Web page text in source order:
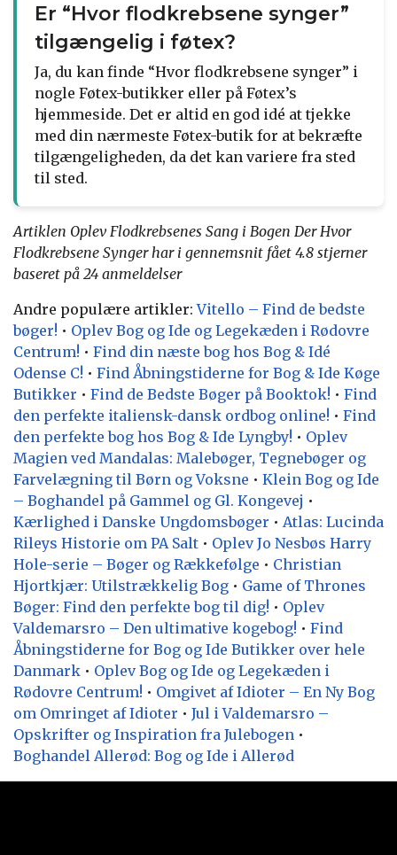
Er “Hvor flodkrebsene synger”
tilgængelig i føtex?
Ja, du kan finde “Hvor flodkrebsene synger” i
nogle Føtex-butikker eller på Føtex’s
hjemmeside. Det er altid en god idé at tjekke
med din nærmeste Føtex-butik for at bekræfte
tilgængeligheden, da det kan variere fra sted
til sted.
Artiklen Oplev Flodkrebsenes Sang i Bogen Der Hvor
Flodkrebsene Synger har i gennemsnit fået 4.8 stjerner
baseret på 24 anmeldelser
Andre populære artikler:Vitello – Find de bedste
bøger! • Oplev Bog og Ide og Legekæden i Rødovre
Centrum! • Find din næste bog hos Bog & Idé
Odense C! • Find Åbningstiderne for Bog & Ide Køge
Butikker • Find de Bedste Bøger på Booktok! • Find
den perfekte italiensk-dansk ordbog online! • Find
den perfekte bog hos Bog & Ide Lyngby! • Oplev
Magien ved Mandalas: Malebøger, Tegnebøger og
Farvelægning til Børn og Voksne • Klein Bog og Ide
– Boghandel på Gammel og Gl. Kongevej •
Kærlighed i Danske Ungdomsbøger • Atlas: Lucinda
Rileys Historie om PA Salt • Oplev Jo Nesbøs Harry
Hole-serie – Bøger og Rækkefølge • Christian
Hjortkjær: Utilstrækkelig Bog • Game of Thrones
Bøger: Find den perfekte bog til dig! • Oplev
Valdemarsro – Den ultimative kogebog! • Find
Åbningstiderne for Bog og Ide Butikker over hele
Danmark • Oplev Bog og Ide og Legekæden i
Rødovre Centrum! • Omgivet af Idioter – En Ny Bog
om Omringet af Idioter • Jul i Valdemarsro –
Opskrifter og Inspiration fra Julebogen •
Boghandel Allerød: Bog og Ide i Allerød